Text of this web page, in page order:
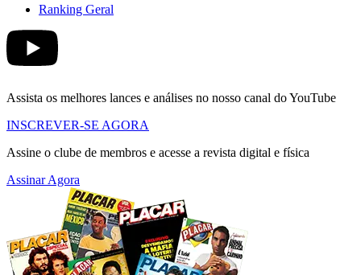
Ranking Geral
Assista os melhores lances e análises no nosso canal do YouTube
INSCREVER-SE AGORA
Assine o clube de membros e acesse a revista digital e física
Assinar Agora